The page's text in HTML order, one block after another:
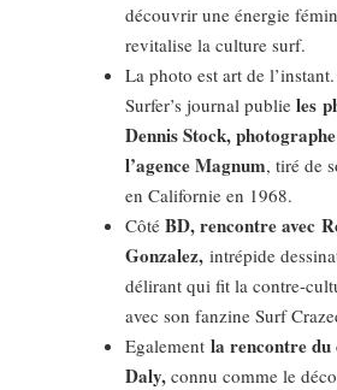
découvrir une énergie
revitalise la culture surf.
La photo est art de
Surfer’s journal publie les
Dennis Stock,
l’agence Magnum, tiré de
en Californie en 1968.
Côté BD, rencontre avec
Gonzalez, intrépide
délirant qui fit la contre-
avec son fanzine Surf
Egalement la rencontre du
Daly, connu comme le